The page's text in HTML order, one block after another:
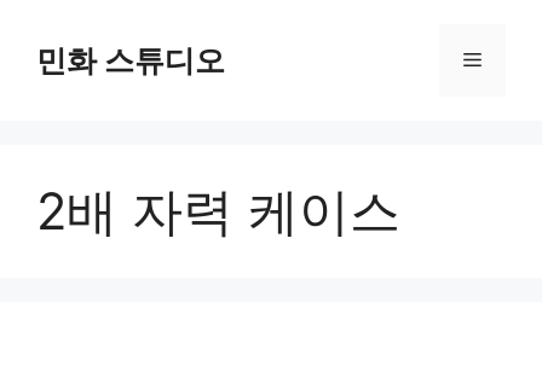
민화 스튜디오 메
2배 자력 케이스